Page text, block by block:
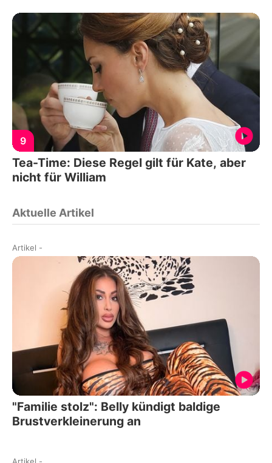
9
Tea-Time: Diese Regel gilt für Kate, aber
nicht für William
Aktuelle Artikel
Artikel -
"Familie stolz": Belly kündigt baldige
Brustverkleinerung an